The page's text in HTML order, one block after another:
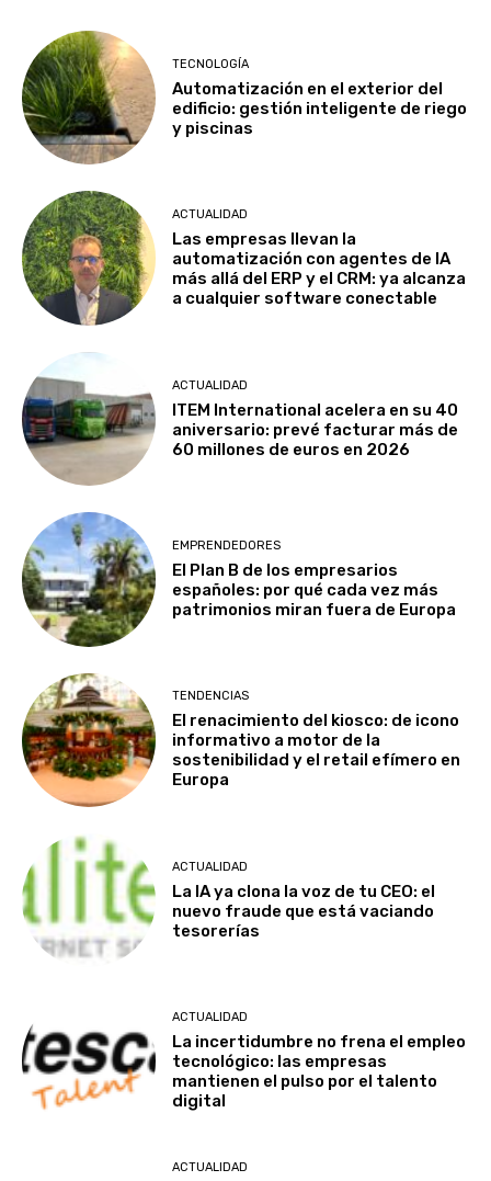
TECNOLOGÍA
Automatización en el exterior del
edificio: gestión inteligente de riego
y piscinas
ACTUALIDAD
Las empresas llevan la
automatización con agentes de IA
más allá del ERP y el CRM: ya alcanza
a cualquier software conectable
ACTUALIDAD
ITEM International acelera en su 40
aniversario: prevé facturar más de
60 millones de euros en 2026
EMPRENDEDORES
El Plan B de los empresarios
españoles: por qué cada vez más
patrimonios miran fuera de Europa
TENDENCIAS
El renacimiento del kiosco: de icono
informativo a motor de la
sostenibilidad y el retail efímero en
Europa
ACTUALIDAD
La IA ya clona la voz de tu CEO: el
nuevo fraude que está vaciando
tesorerías
ACTUALIDAD
La incertidumbre no frena el empleo
tecnológico: las empresas
mantienen el pulso por el talento
digital
ACTUALIDAD